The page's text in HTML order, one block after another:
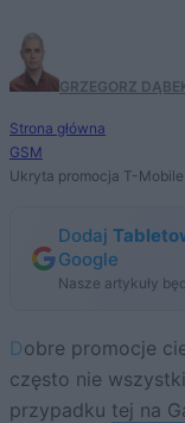
GRZEGORZ
Strona główna
GSM
Ukryta promocja T-
Dodaj
Google
Nasze artykuły
Dobre promocje cieszą się dużą popularnością, dlatego
często nie
przypadku tej na